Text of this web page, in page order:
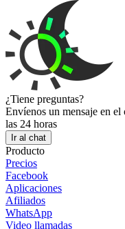
¿Tiene preguntas?
Envíenos un mensaje en
las 24 horas
Ir al chat
Producto
Precios
Facebook
Aplicaciones
Afiliados
WhatsApp
Video llamadas